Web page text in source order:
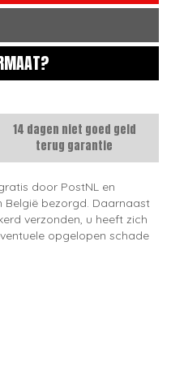
14 dagen niet goed geld
terug garantie
door PostNL en
België bezorgd. Daarnaast
verzonden, u heeft zich
opgelopen schade